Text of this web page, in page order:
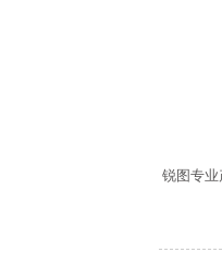
锐图专